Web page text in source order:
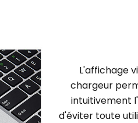
L'affichage
chargeur
intuitivement
d'éviter toute